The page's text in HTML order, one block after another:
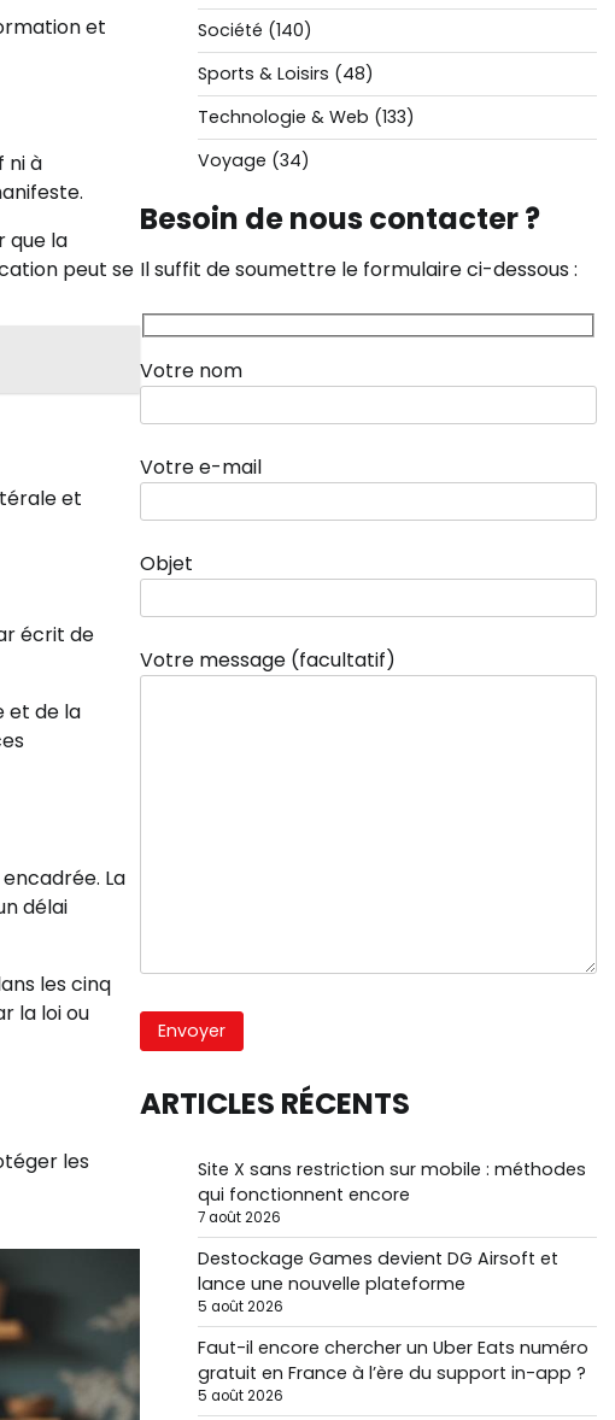
et
ni à
que la
peut se
et
écrit de
et de la
La
délai
les cinq
la loi ou
les
Société (140)
Sports & Loisirs (48)
Technologie & Web (133)
Voyage (34)
Besoin de nous contacter ?
Il suffit de soumettre le formulaire ci-dessous :
Votre nom
Votre e-mail
Objet
Votre message (facultatif)
ARTICLES RÉCENTS
Site X sans restriction sur mobile : méthodes
qui fonctionnent encore
7 août 2026
Destockage Games devient DG Airsoft et
lance une nouvelle plateforme
5 août 2026
Faut-il encore chercher un Uber Eats numéro
gratuit en France à l’ère du support in-app ?
5 août 2026